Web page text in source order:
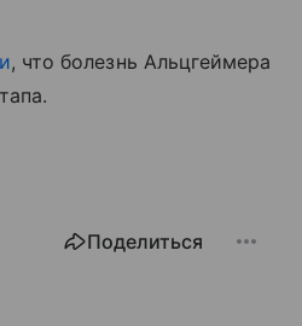
, что болезнь Альцгеймера
Поделиться